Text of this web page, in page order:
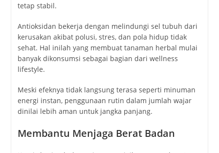
tetap stabil.
Antioksidan bekerja dengan melindungi sel tubuh dari
kerusakan akibat polusi, stres, dan pola hidup tidak
sehat. Hal inilah yang membuat tanaman herbal mulai
banyak dikonsumsi sebagai bagian dari wellness
lifestyle.
Meski efeknya tidak langsung terasa seperti minuman
energi instan, penggunaan rutin dalam jumlah wajar
dinilai lebih aman untuk jangka panjang.
Membantu Menjaga Berat Badan